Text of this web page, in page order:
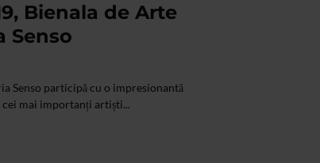
Bienala de Arte
Senso
Senso participă cu o impresionantă
mai importanți artiști...